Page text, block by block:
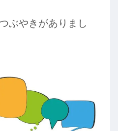
ぶやきがありまし